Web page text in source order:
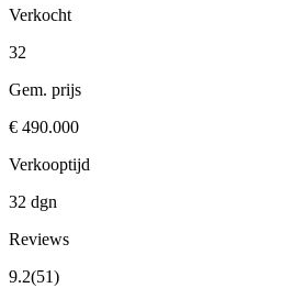
Verkocht
32
Gem. prijs
€ 490.000
Verkooptijd
32 dgn
Reviews
9.2(51)